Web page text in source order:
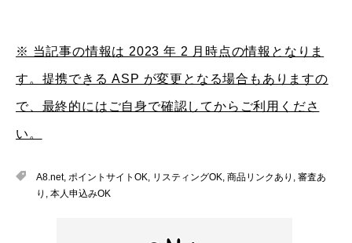
※ 当記事の情報は 2023 年 2 月時点の情報となりま
す。提携できる ASP が変更となる場合もありますの
で、最終的にはご自身で確認してからご利用くださ
い。
A8.net, ポイントサイトOK リスティングOK 商品リンクあり
審査あ
り
本人申込みOK